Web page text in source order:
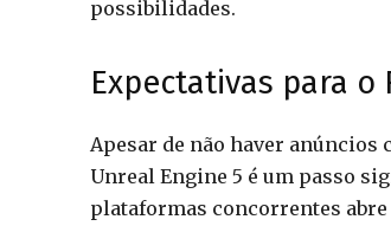
possibilidades.
Expectativas para o
Apesar de não haver anúncios
Unreal Engine 5 é um passo
plataformas concorrentes